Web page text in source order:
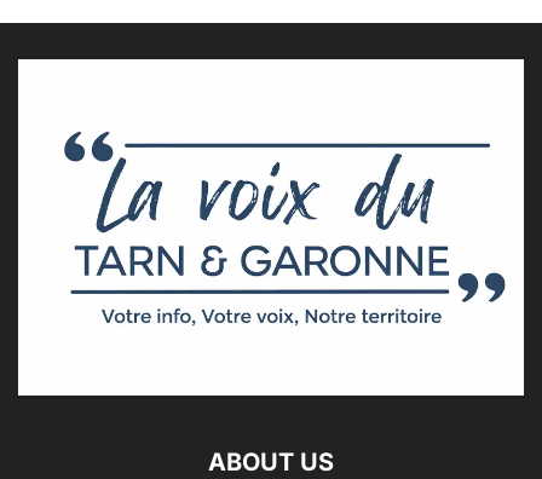
ABOUT US